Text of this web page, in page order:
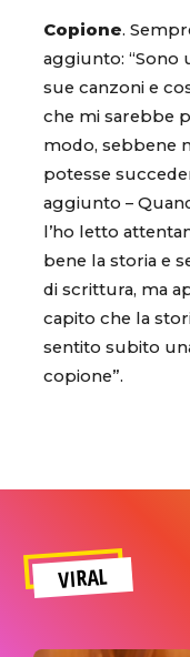
Copione.
aggiunto: “Sono
sue canzoni e
che mi sarebbe
modo, sebbene
potesse
aggiunto –
l’ho letto
bene la storia e
di scrittura, ma
capito che la
sentito subito
copione”.
VIRAL